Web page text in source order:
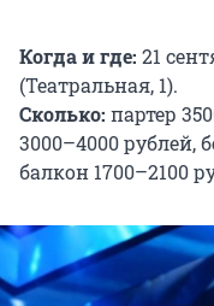
Когда и где: 21
(Театральная, 1).
Сколько: партер
3000–4000 рублей,
балкон 1700–2100